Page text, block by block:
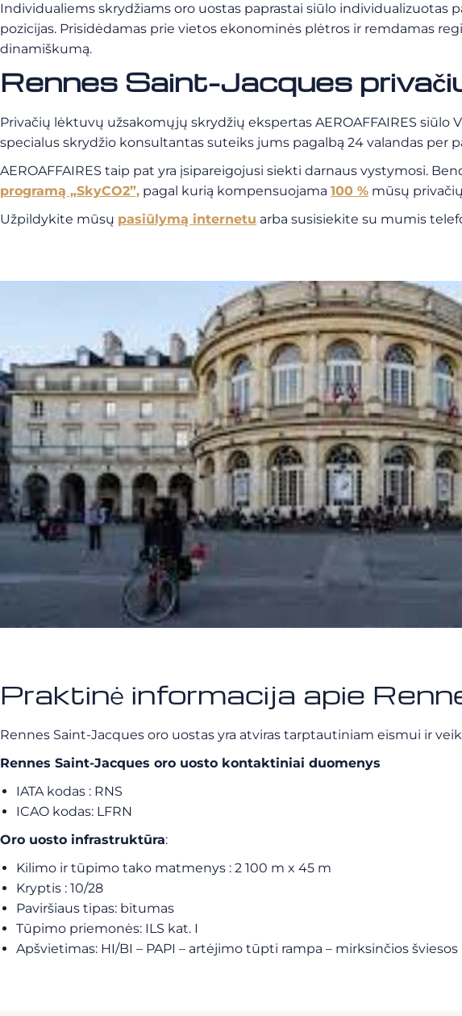
Individualiems skrydžiams oro uostas paprastai siūlo individualizuotas
pozicijas. Prisidėdamas prie vietos ekonominės plėtros ir remdamas
dinamiškumą.
Rennes Saint-Jacques
Privačių lėktuvų užsakomųjų skrydžių ekspertas AEROAFFAIRES
specialus skrydžio konsultantas suteiks jums pagalbą 24 valandas per
AEROAFFAIRES taip pat yra įsipareigojusi siekti darnaus vystymosi.
programą „SkyCO2”, pagal kurią kompensuojama 100 % mūsų
Užpildykite mūsų pasiūlymą internetu arba susisiekite su mumis
Praktinė informacija apie
Rennes Saint-Jacques oro uostas yra atviras tarptautiniam eismui ir
Rennes Saint-Jacques oro uosto kontaktiniai duomenys
IATA kodas : RNS
ICAO kodas: LFRN
Oro uosto infrastruktūra:
Kilimo ir tūpimo tako matmenys : 2 100 m x 45 m
Kryptis : 10/28
Paviršiaus tipas: bitumas
Tūpimo priemonės: ILS kat. I
Apšvietimas: HI/BI – PAPI – artėjimo tūpti rampa – mirksinčios šviesos